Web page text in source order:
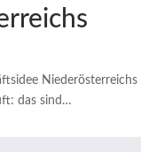
Niederösterreichs
das sind …